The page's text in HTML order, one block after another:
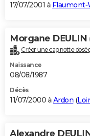
17/07/2001 à Flaumont-
Morgane DEULIN
Créer une cagnotte
Naissance
08/08/1987
Décès
11/07/2000 à Ardon (
Alexandre